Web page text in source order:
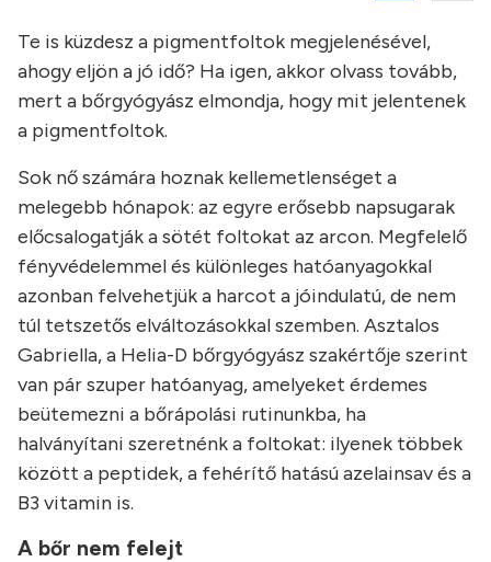
Te is küzdesz a pigmentfoltok megjelenésével,
ahogy eljön a jó idő? Ha igen, akkor olvass tovább,
mert a bőrgyógyász elmondja, hogy mit jelentenek
a pigmentfoltok.
Sok nő számára hoznak kellemetlenséget a
melegebb hónapok: az egyre erősebb napsugarak
előcsalogatják a sötét foltokat az arcon. Megfelelő
fényvédelemmel és különleges hatóanyagokkal
azonban felvehetjük a harcot a jóindulatú, de nem
túl tetszetős elváltozásokkal szemben. Asztalos
Gabriella, a Helia-D bőrgyógyász szakértője szerint
van pár szuper hatóanyag, amelyeket érdemes
beütemezni a bőrápolási rutinunkba, ha
halványítani szeretnénk a foltokat: ilyenek többek
között a peptidek, a fehérítő hatású azelainsav és a
B3 vitamin is.
A bőr nem felejt